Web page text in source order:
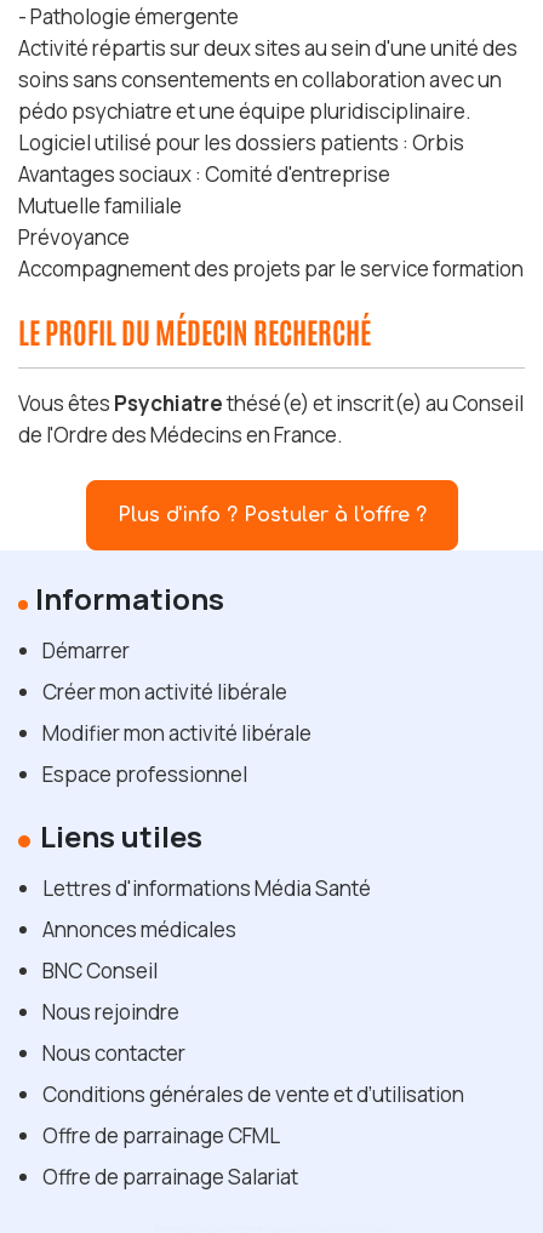
- Pathologie émergente
Activité répartis sur deux sites au sein d'une unité des
soins sans consentements en collaboration avec un
pédo psychiatre et une équipe pluridisciplinaire.
Logiciel utilisé pour les dossiers patients : Orbis
Avantages sociaux : Comité d'entreprise
Mutuelle familiale
Prévoyance
Accompagnement des projets par le service formation
LE PROFIL DU MÉDECIN RECHERCHÉ
Vous êtes Psychiatrethésé(e) et inscrit(e) au Conseil
de l'Ordre des Médecins en France.
Plus d'info ? Postuler à l'offre ?
Informations
Démarrer
Créer mon activité libérale
Modifier mon activité libérale
Espace professionnel
Liens utiles
Lettres d'informations Média Santé
Annonces médicales
BNC Conseil
Nous rejoindre
Nous contacter
Conditions générales de vente et d’utilisation
Offre de parrainage CFML
Offre de parrainage Salariat